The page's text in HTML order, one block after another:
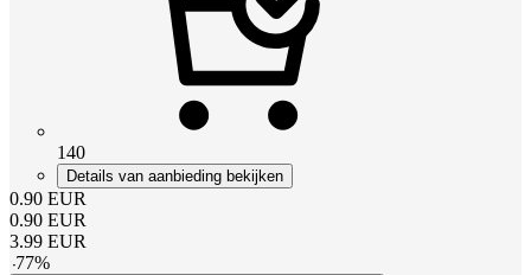
140
Details van aanbieding bekijken
0.90 EUR
0.90 EUR
3.99 EUR
-77%